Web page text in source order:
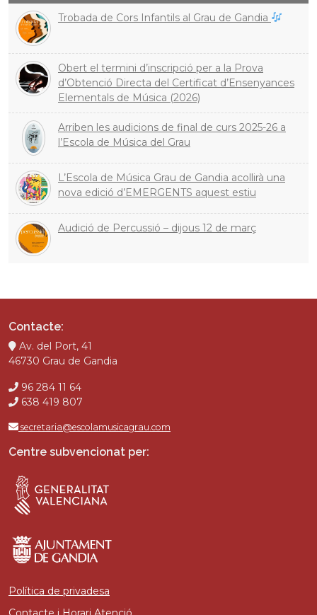
Trobada de Cors Infantils al Grau de Gandia
Obert el termini d’inscripció per a la Prova
d’Obtenció Directa del Certificat d’Ensenyances
Elementals de Música (2026)
Arriben les audicions de final de curs 2025-26 a
l’Escola de Música del Grau
L’Escola de Música Grau de Gandia acollirà una
nova edició d’EMERGENTS aquest estiu
Audició de Percussió – dijous 12 de març
Contacte:
Av. del Port, 41
46730 Grau de Gandia
96 284 11 64
638 419 807
secretaria@escolamusicagrau.com
Centre subvencionat per:
Política de privadesa